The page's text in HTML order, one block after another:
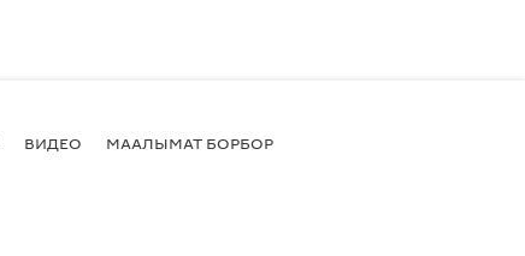
ВИДЕО МААЛЫМАТ БОРБОР